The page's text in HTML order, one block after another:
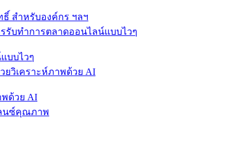
สำหรับองค์กร ฯลฯ
บบไวๆ
ด้วย AI